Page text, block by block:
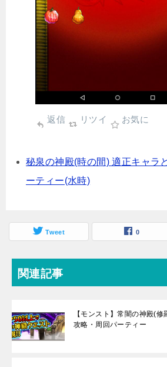
返信 リツイ お気に
秘泉の神殿(時の間) 適正キャラ
ーティー(水時)
Tweet 0
関連記事
【モンスト】常闇の神殿(
攻略・周回パーティー